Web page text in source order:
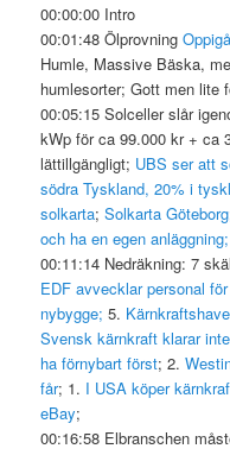
00:00:00 Intro
00:01:48 Ölprovning
Humle, Massive Bäska,
humlesorter; Gott men lite
00:05:15 Solceller slår
kWp för ca 99.000 kr + ca
lättillgängligt; UBS ser att
södra Tyskland, 20% i
solkarta;Solkarta Göteborg
och ha en egen anläggning;
00:11:14 Nedräkning: 7
EDF avvecklar personal
nybygge; 5.
Svensk kärnkraft klarar
ha förnybart först; 2.
får; 1. I USA köper
eBay;
00:16:58 Elbranschen